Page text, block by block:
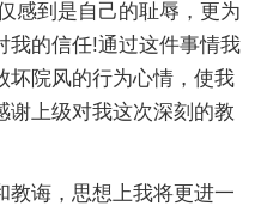
感到是自己的耻辱，更为
我的信任!通过这件事情我
坏院风的行为心情，使我
谢上级对我这次深刻的教
教诲，思想上我将更进一